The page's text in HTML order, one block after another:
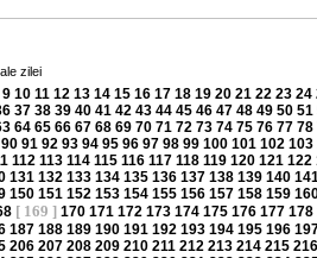
zilei
9 10 11 12 13 14 15 16 17 18 19 20 21 22 23 24
37 38 39 40 41 42 43 44 45 46 47 48 49 50 51
64 65 66 67 68 69 70 71 72 73 74 75 76 77 78
90 91 92 93 94 95 96 97 98 99 100 101 102 103
112 113 114 115 116 117 118 119 120 121 122
131 132 133 134 135 136 137 138 139 140
150 151 152 153 154 155 156 157 158 159
[ 169 ] 170 171 172 173 174 175 176 177 178
187 188 189 190 191 192 193 194 195 196
206 207 208 209 210 211 212 213 214 215 216